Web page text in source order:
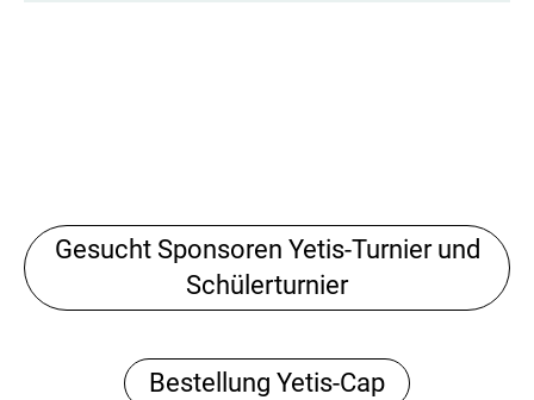
Gesucht Sponsoren Yetis-Turnier und
Schülerturnier
Bestellung Yetis-Cap